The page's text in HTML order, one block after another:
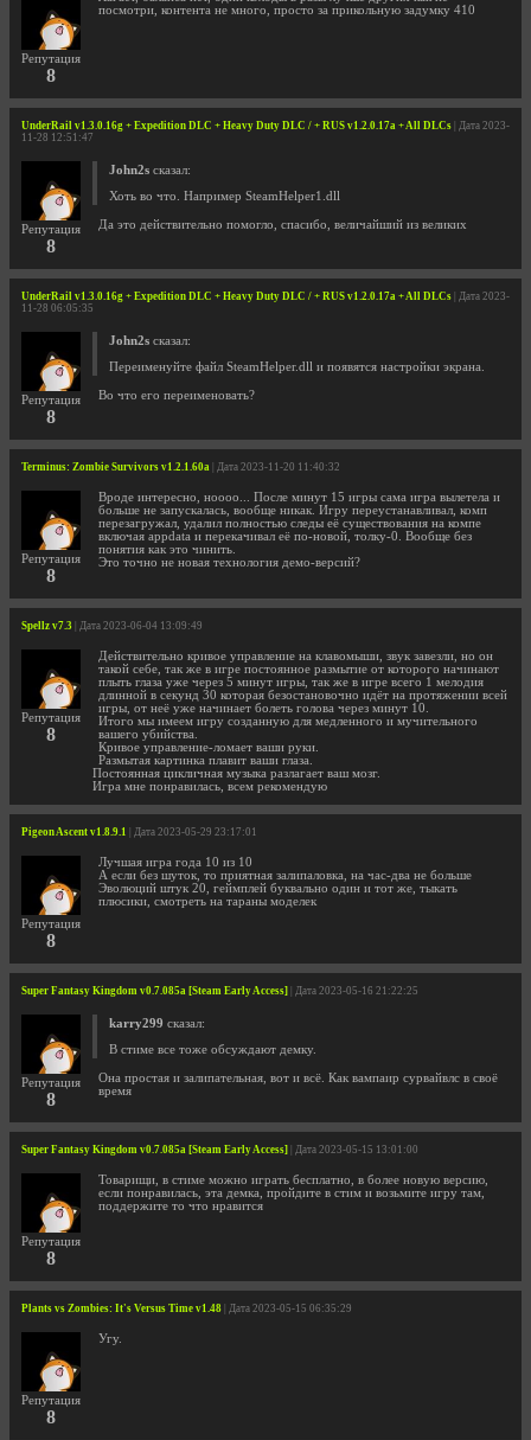
Репутация
8
посмотри, контента не много, просто за прикольную задумку 410
UnderRail v1.3.0.16g + Expedition DLC + Heavy Duty DLC / + RUS v1.2.0.17a + All DLCs | Дата 2023-
11-28 12:51:47
Репутация
8
John2s сказал:
Хоть во что. Например SteamHelper1.dll
Да это действительно помогло, спасибо, величайший из великих
UnderRail v1.3.0.16g + Expedition DLC + Heavy Duty DLC / + RUS v1.2.0.17a + All DLCs | Дата 2023-
11-28 06:05:35
Репутация
8
John2s сказал:
Переименуйте файл SteamHelper.dll и появятся настройки экрана.
Во что его переименовать?
Terminus: Zombie Survivors v1.2.1.60a | Дата 2023-11-20 11:40:32
Репутация
8
Вроде интересно, ноооо... После минут 15 игры сама игра вылетела и
больше не запускалась, вообще никак. Игру переустанавливал, комп
перезагружал, удалил полностью следы её существования на компе
включая appdata и перекачивал её по-новой, толку-0. Вообще без
понятия как это чинить.
Это точно не новая технология демо-версий?
Spellz v7.3 | Дата 2023-06-04 13:09:49
Репутация
8
Действительно кривое управление на клавомыши, звук завезли, но он
такой себе, так же в игре постоянное размытие от которого начинают
плыть глаза уже через 5 минут игры, так же в игре всего 1 мелодия
длинной в секунд 30 которая безостановочно идёт на протяжении всей
игры, от неё уже начинает болеть голова через минут 10.
Итого мы имеем игру созданную для медленного и мучительного
вашего убийства.
Кривое управление-ломает ваши руки.
Размытая картинка плавит ваши глаза.
Постоянная цикличная музыка разлагает ваш мозг.
Игра мне понравилась, всем рекомендую
Pigeon Ascent v1.8.9.1 | Дата 2023-05-29 23:17:01
Репутация
8
Лучшая игра года 10 из 10
А если без шуток, то приятная залипаловка, на час-два не больше
Эволюций штук 20, геймплей буквально один и тот же, тыкать
плюсики, смотреть на тараны моделек
Super Fantasy Kingdom v0.7.085a [Steam Early Access] | Дата 2023-05-16 21:22:25
Репутация
8
karry299 сказал:
В стиме все тоже обсуждают демку.
Она простая и залипательная, вот и всё. Как вампаир сурвайвлс в своё
время
Super Fantasy Kingdom v0.7.085a [Steam Early Access] | Дата 2023-05-15 13:01:00
Репутация
8
Товарищи, в стиме можно играть бесплатно, в более новую версию,
если понравилась, эта демка, пройдите в стим и возьмите игру там,
поддержите то что нравится
Plants vs Zombies: It's Versus Time v1.48 | Дата 2023-05-15 06:35:29
Репутация
8
Угу.